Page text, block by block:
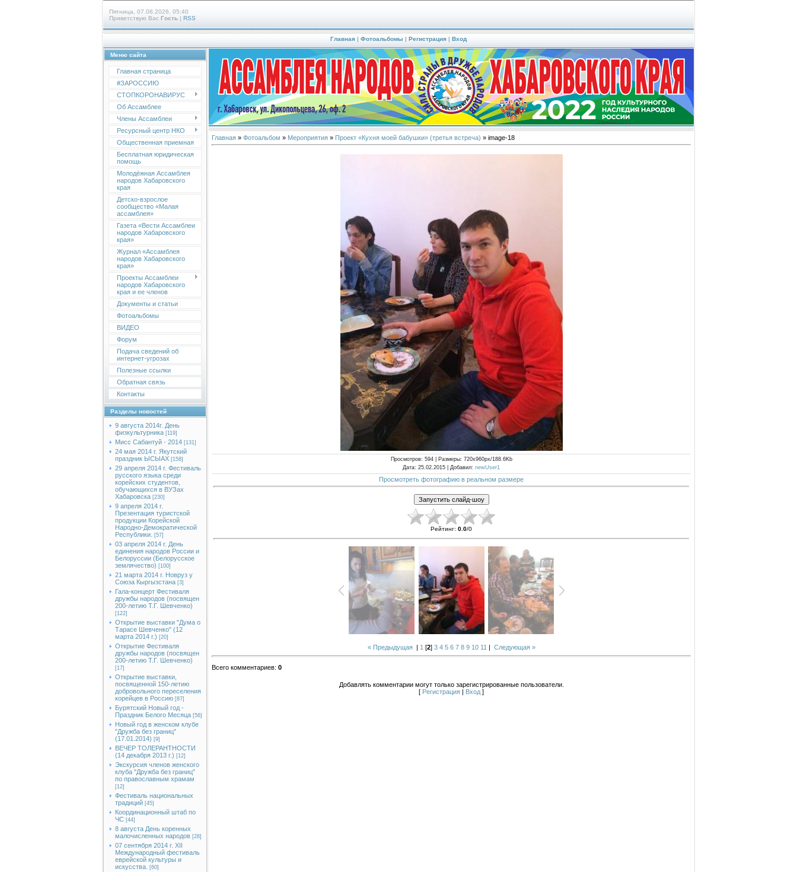
Пятница, 07.08.2026, 05:40
Приветствую Вас Гость | RSS
Главная | Фотоальбомы | Регистрация | Вход
Меню сайта
Главная страница
#ЗАРОССИЮ
СТОПКОРОНАВИРУС
Об Ассамблее
Члены Ассамблеи
Ресурсный центр НКО
Общественная приемная
Бесплатная юридическая
помощь
Молодёжная Ассамблея
народов Хабаровского
края
Детско-взрослое
сообщество «Малая
ассамблея»
Газета «Вести Ассамблеи
народов Хабаровского
края»
Журнал «Ассамблея
народов Хабаровского
края»
Проекты Ассамблеи
народов Хабаровского
края и ее членов
Документы и статьи
Фотоальбомы
ВИДЕО
Форум
Подача сведений об
интернет-угрозах
Полезные ссылки
Обратная связь
Контакты
Разделы новостей
9 августа 2014г. День
физкультурника [119]
Мисс Сабантуй - 2014 [131]
24 мая 2014 г. Якутский
праздник ЫСЫАХ [158]
29 апреля 2014 г. Фестиваль
русского языка среди
корейских студентов,
обучающихся в ВУЗах
Хабаровска [230]
9 апреля 2014 г.
Презентация туристской
продукции Корейской
Народно-Демократической
Республики.
[57]
03 апреля 2014 г. День
единения народов России и
Белоруссии (Белорусское
землячество) [100]
21 марта 2014 г. Новруз у
Союза Кыргызстана [3]
Гала-концерт Фестиваля
дружбы народов (посвящен
200-летию Т.Г. Шевченко)
[122]
Открытие выставки "Дума о
Тарасе Шевченко" (12
марта 2014 г.) [20]
Открытие Фестиваля
дружбы народов (посвящен
200-летию Т.Г. Шевченко)
[17]
Открытие выставки,
посвященной 150-летию
добровольного переселения
корейцев в Россию [87]
Бурятский Новый год -
Праздник Белого Месяца [56]
Новый год в женском клубе
"Дружба без границ"
(17.01.2014) [9]
ВЕЧЕР ТОЛЕРАНТНОСТИ
(14 декабря 2013 г.) [12]
Экскурсия членов женского
клуба "Дружба без границ"
по православным храмам
[12]
Фестиваль национальных
традиций [45]
Координационный штаб по
ЧС [44]
8 августа День коренных
малочисленных народов [28]
07 сентября 2014 г. XII
Международный фестиваль
еврейской культуры и
искусства.
[60]
Главная » Фотоальбом » Мероприятия » Проект «Кухня моей бабушки» (третья встреча) » image-18
Просмотров: 594 | Размеры: 720x960px/188.6Kb
Дата: 25.02.2015 | Добавил: newUser1
Просмотреть фотографию в реальном размере
Рейтинг: 0.0/0
« Предыдущая| 1 [2] 3 4 5 6 7 8 9 10 11 | Следующая »
Всего комментариев: 0
Добавлять комментарии могут только зарегистрированные пользователи.
[ Регистрация Вход ]